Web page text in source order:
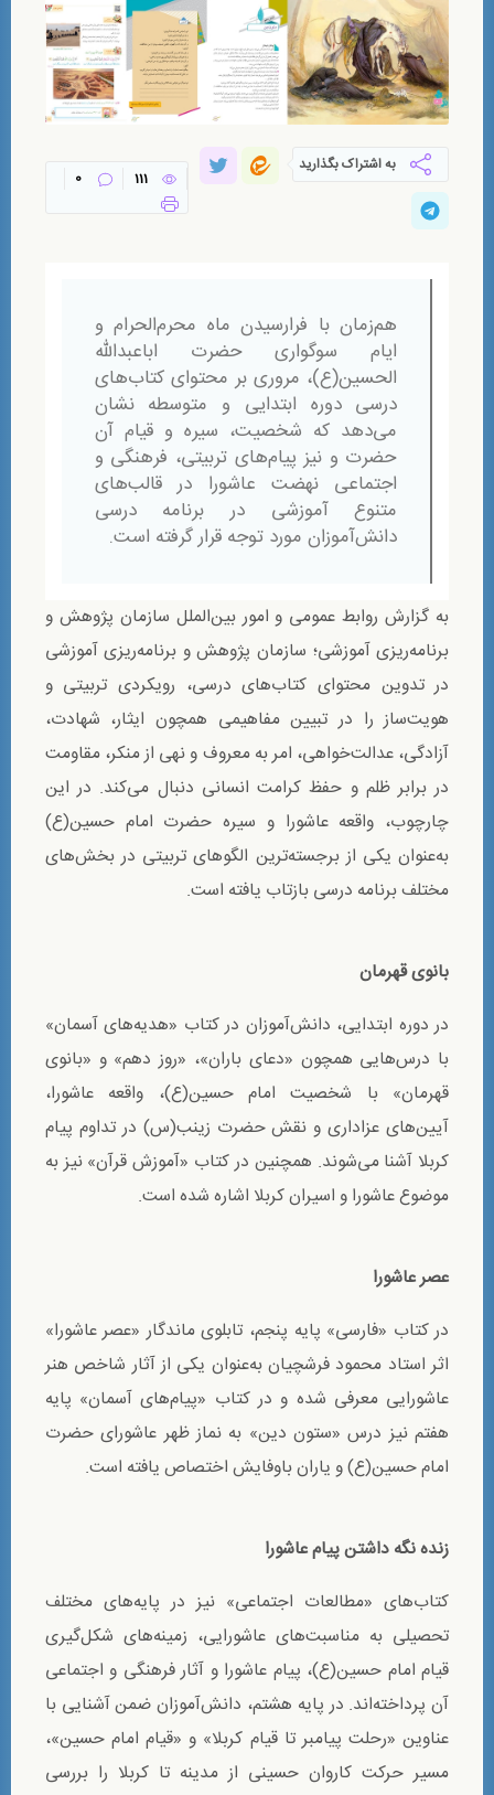
به اشتراک بگذارید
111
0
هم‌زمان با فرارسیدن ماه محرم‌الحرام و
ایام سوگواری حضرت اباعبدالله
الحسین(ع)، مروری بر محتوای کتاب‌های
درسی دوره ابتدایی و متوسطه نشان
می‌دهد که شخصیت، سیره و قیام آن
حضرت و نیز پیام‌های تربیتی، فرهنگی و
اجتماعی نهضت عاشورا در قالب‌های
متنوع آموزشی در برنامه درسی
دانش‌آموزان مورد توجه قرار گرفته است.
به گزارش روابط عمومی و امور بین‌الملل سازمان پژوهش و
برنامه‌ریزی آموزشی؛ سازمان پژوهش و برنامه‌ریزی آموزشی
در تدوین محتوای کتاب‌های درسی، رویکردی تربیتی و
هویت‌ساز را در تبیین مفاهیمی همچون ایثار، شهادت،
آزادگی، عدالت‌خواهی، امر به معروف و نهی از منکر، مقاومت
در برابر ظلم و حفظ کرامت انسانی دنبال می‌کند. در این
چارچوب، واقعه عاشورا و سیره حضرت امام حسین(ع)
به‌عنوان یکی از برجسته‌ترین الگوهای تربیتی در بخش‌های
مختلف برنامه درسی بازتاب یافته است.
بانوی قهرمان
در دوره ابتدایی، دانش‌آموزان در کتاب «هدیه‌های آسمان»
با درس‌هایی همچون «دعای باران»، «روز دهم» و «بانوی
قهرمان» با شخصیت امام حسین(ع)، واقعه عاشورا،
آیین‌های عزاداری و نقش حضرت زینب(س) در تداوم پیام
کربلا آشنا می‌شوند. همچنین در کتاب «آموزش قرآن» نیز به
موضوع عاشورا و اسیران کربلا اشاره شده است.
عصر عاشورا
در کتاب «فارسی» پایه پنجم، تابلوی ماندگار «عصر عاشورا»
اثر استاد محمود فرشچیان به‌عنوان یکی از آثار شاخص هنر
عاشورایی معرفی شده و در کتاب «پیام‌های آسمان» پایه
هفتم نیز درس «ستون دین» به نماز ظهر عاشورای حضرت
امام حسین(ع) و یاران باوفایش اختصاص یافته است.
زنده نگه داشتن پیام عاشورا
کتاب‌های «مطالعات اجتماعی» نیز در پایه‌های مختلف
تحصیلی به مناسبت‌های عاشورایی، زمینه‌های شکل‌گیری
قیام امام حسین(ع)، پیام عاشورا و آثار فرهنگی و اجتماعی
آن پرداخته‌اند. در پایه هشتم، دانش‌آموزان ضمن آشنایی با
عناوین «رحلت پیامبر تا قیام کربلا» و «قیام امام حسین»،
مسیر حرکت کاروان حسینی از مدینه تا کربلا را بررسی